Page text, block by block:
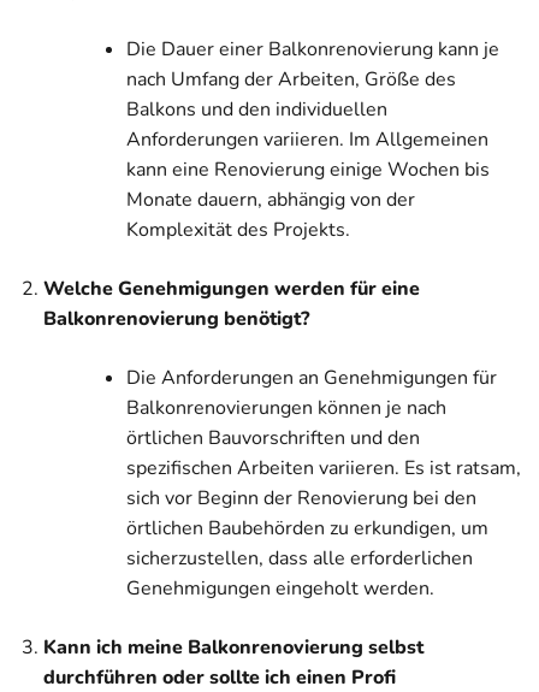
Die Dauer einer Balkonrenovierung kann je
nach Umfang der Arbeiten, Größe des
Balkons und den individuellen
Anforderungen variieren. Im Allgemeinen
kann eine Renovierung einige Wochen bis
Monate dauern, abhängig von der
Komplexität des Projekts.
Welche Genehmigungen werden für eine
Balkonrenovierung benötigt?
Die Anforderungen an Genehmigungen für
Balkonrenovierungen können je nach
örtlichen Bauvorschriften und den
spezifischen Arbeiten variieren. Es ist ratsam,
sich vor Beginn der Renovierung bei den
örtlichen Baubehörden zu erkundigen, um
sicherzustellen, dass alle erforderlichen
Genehmigungen eingeholt werden.
Kann ich meine Balkonrenovierung selbst
durchführen oder sollte ich einen Profi